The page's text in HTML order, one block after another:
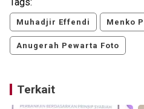
Tags:
Muhadjir Effendi Menko
Anugerah Pewarta Foto
Terkait